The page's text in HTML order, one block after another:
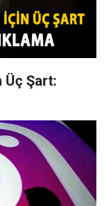
Üç Şart: